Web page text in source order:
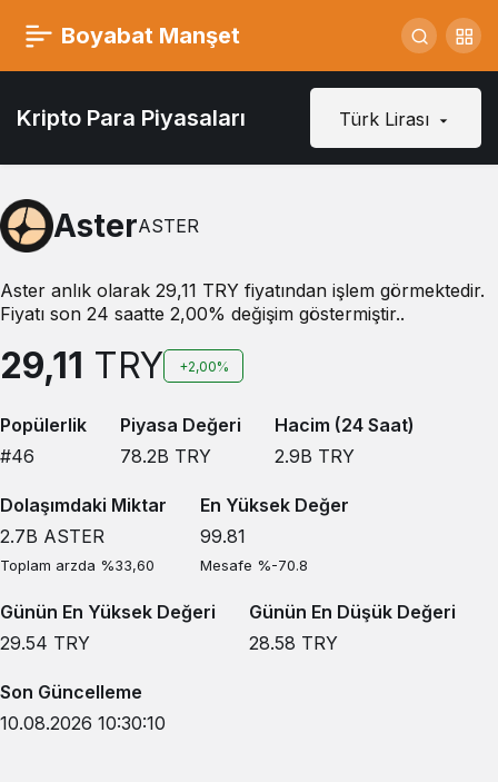
Boyabat Manşet
Kripto Para Piyasaları Türk Lirası
AsterASTER
Aster anlık olarak 29,11 TRY fiyatından işlem görmektedir.
Fiyatı son 24 saatte 2,00% değişim göstermiştir..
29,11 TRY +2,00%
Popülerlik
#46
Piyasa Değeri
78.2B TRY
Hacim (24 Saat)
2.9B TRY
Dolaşımdaki Miktar
2.7B ASTER
Toplam arzda %33,60
En Yüksek Değer
99.81
Mesafe %-70.8
Günün En Yüksek Değeri
29.54 TRY
Günün En Düşük Değeri
28.58 TRY
Son Güncelleme
10.08.2026 10:30:10